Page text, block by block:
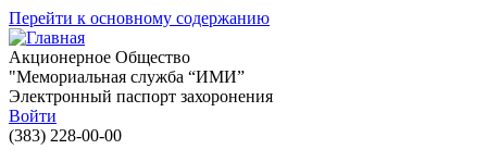
Перейти к основному содержанию
Акционерное Общество
"Мемориальная служба “ИМИ”
Электронный паспорт захоронения
Войти
(383) 228-00-00